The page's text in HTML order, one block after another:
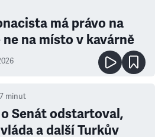
má právo na
na místo v kavárně
7 minut
Senát odstartoval,
a další Turkův